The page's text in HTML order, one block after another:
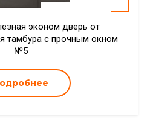
эконом дверь от
тамбура с прочным окном
№5